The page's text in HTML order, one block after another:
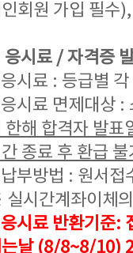
회원 가입 필수
응시료 / 자격증
응시료 : 등급별
응시료 면제대상 :
한해 합격자 발표
종료 후 환급
납부방법 : 원서접
시간계좌이체
응시료 반환기준:
날 (8/8~8/10)